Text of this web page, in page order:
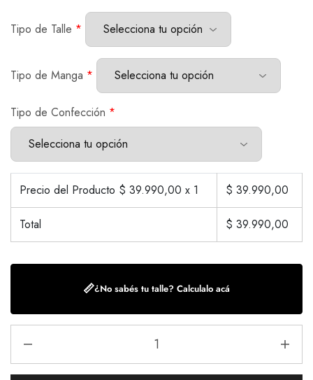
Tipo de Talle *
Tipo de Manga *
Tipo de Confección *
Precio del Producto $ 39.990,00 x 1 $ 39.990,00
Total $ 39.990,00
📏¿No sabés tu talle? Calculalo acá